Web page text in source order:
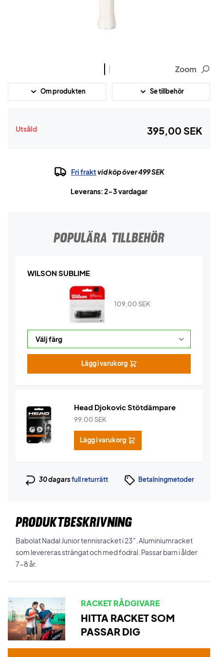
Zoom
Om produkten Se tillbehör
Utsåld 395,00 SEK
Fri fraktvid köp över 499 SEK
Leverans: 2-3 vardagar
POPULÄRA TILLBEHÖR
WILSON SUBLIME
109,00 SEK
Lägg i varukorg
Head Djokovic Stötdämpare
99,00 SEK
Lägg i varukorg
30 dagarsfull returrätt Betalningmetoder
PRODUKTBESKRIVNING
Babolat Nadal Junior tennisracket i 23". Aluminiumracket
som levereras strängat och med fodral. Passar barn i ålder
7-8 år.
RACKET RÅDGIVARE
HITTA RACKET SOM
PASSAR DIG